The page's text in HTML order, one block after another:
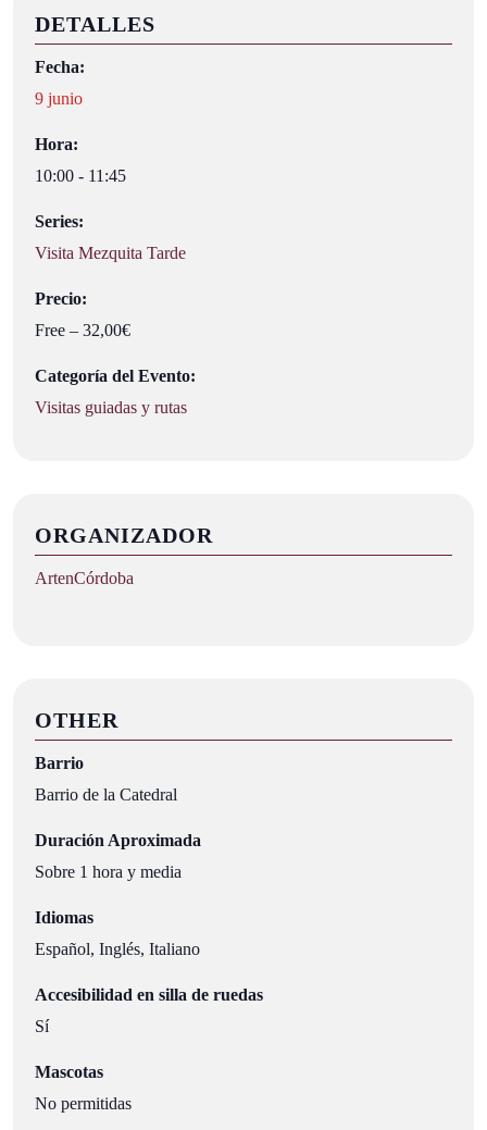
DETALLES
Fecha:
9 junio
Hora:
10:00 - 11:45
Series:
Visita Mezquita Tarde
Precio:
Free – 32,00€
Categoría del Evento:
Visitas guiadas y rutas
ORGANIZADOR
ArtenCórdoba
OTHER
Barrio
Barrio de la Catedral
Duración Aproximada
Sobre 1 hora y media
Idiomas
Español, Inglés, Italiano
Accesibilidad en silla de ruedas
Sí
Mascotas
No permitidas